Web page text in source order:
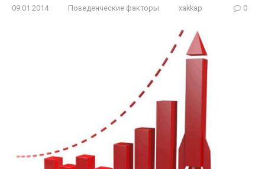
09.01.2014 Поведенческие факторы xakkap 0